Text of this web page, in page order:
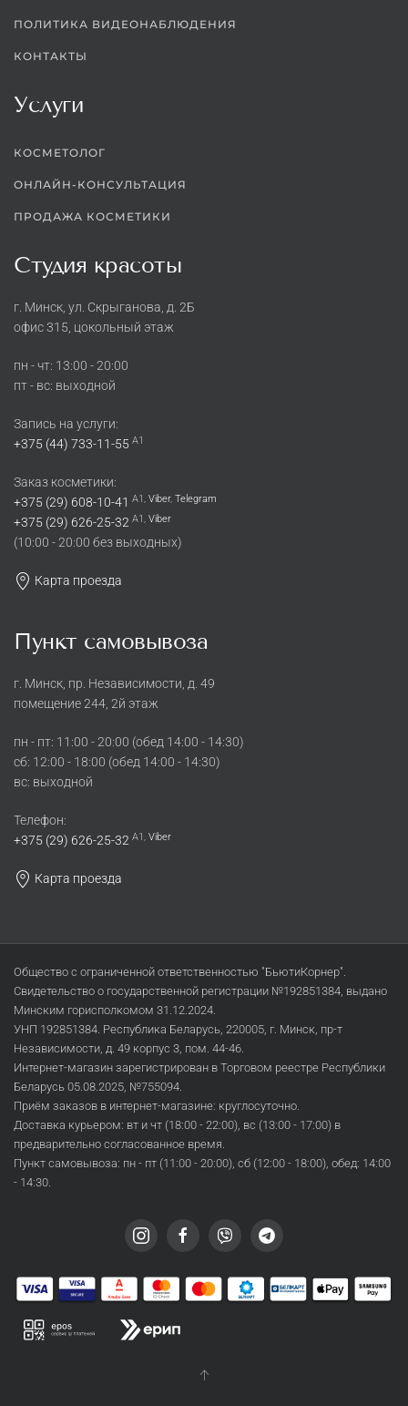
ПОЛИТИКА ВИДЕОНАБЛЮДЕНИЯ
КОНТАКТЫ
Услуги
КОСМЕТОЛОГ
ОНЛАЙН-КОНСУЛЬТАЦИЯ
ПРОДАЖА КОСМЕТИКИ
Студия красоты
г. Минск, ул. Скрыганова, д. 2Б
офис 315, цокольный этаж
пн - чт: 13:00 - 20:00
пт - вс: выходной
Запись на услуги:
+375 (44) 733-11-55 A1
Заказ косметики:
+375 (29) 608-10-41 A1, Viber, Telegram
+375 (29) 626-25-32 A1, Viber
(10:00 - 20:00 без выходных)
Карта проезда
Пункт самовывоза
г. Минск, пр. Независимости, д. 49
помещение 244, 2й этаж
пн - пт: 11:00 - 20:00 (обед 14:00 - 14:30)
cб: 12:00 - 18:00 (обед 14:00 - 14:30)
вс: выходной
Телефон:
+375 (29) 626-25-32 A1, Viber
Карта проезда
Общество с ограниченной ответственностью "БьютиКорнер".
Свидетельство о государственной регистрации №192851384, выдано
Минским горисполкомом 31.12.2024.
УНП 192851384. Республика Беларусь, 220005, г. Минск, пр-т
Независимости, д. 49 корпус 3, пом. 44-46.
Интернет-магазин зарегистрирован в Торговом реестре Республики
Беларусь 05.08.2025, №755094.
Приём заказов в интернет-магазине: круглосуточно.
Доставка курьером: вт и чт (18:00 - 22:00), вс (13:00 - 17:00) в
предварительно согласованное время.
Пункт самовывоза: пн - пт (11:00 - 20:00), сб (12:00 - 18:00), обед: 14:00
- 14:30.